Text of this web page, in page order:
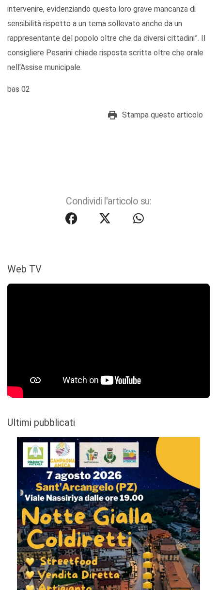
intervenire, evidenziando questa loro grave mancanza di
sensibilità rispetto a un tema sollevato anche da un
rappresentante del popolo oltre che da diversi cittadini”. Il
consigliere Pesarini chiede risposta scritta oltre che orale
nell'Assise municipale.
bas 02
Stampa questo articolo
Condividi l'articolo su:
Web TV
Ultimi pubblicati